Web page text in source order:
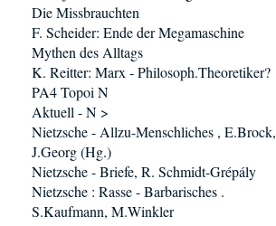
Die Missbrauchten
F. Scheider: Ende der Megamaschine
Mythen des Alltags
K. Reitter: Marx - Philosoph.Theoretiker?
PA4 Topoi N
Aktuell - N >
Nietzsche - Allzu-Menschliches , E.Brock,
J.Georg (Hg.)
Nietzsche - Briefe, R. Schmidt-Grépály
Nietzsche : Rasse - Barbarisches .
S.Kaufmann, M.Winkler